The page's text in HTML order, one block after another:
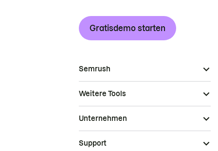
Gratisdemo starten
Semrush
Weitere Tools
Unternehmen
Support